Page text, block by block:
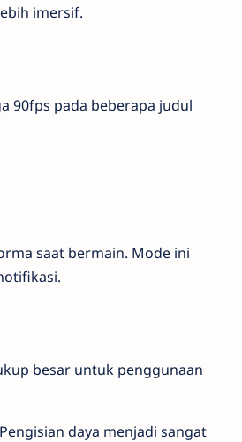
imersif.
90fps pada beberapa judul
saat bermain. Mode ini
besar untuk penggunaan
daya menjadi sangat